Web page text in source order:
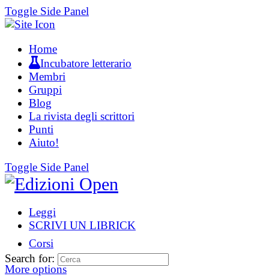
Toggle Side Panel
Home
Incubatore letterario
Membri
Gruppi
Blog
La rivista degli scrittori
Punti
Aiuto!
Toggle Side Panel
Leggi
SCRIVI UN LIBRICK
Corsi
More options
Search for: